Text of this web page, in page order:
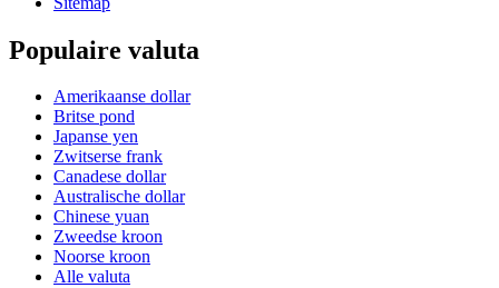
Populaire valuta
Amerikaanse dollar
Britse pond
Japanse yen
Zwitserse frank
Canadese dollar
Australische dollar
Chinese yuan
Zweedse kroon
Noorse kroon
Alle valuta